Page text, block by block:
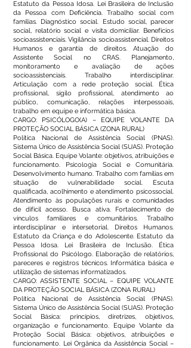
Estatuto da Pessoa Idosa. Lei Brasileira de Inclusão
da Pessoa com Deficiência. Trabalho social com
famílias. Diagnóstico social. Estudo social, parecer
social, relatório social e visita domiciliar. Benefícios
socioassistenciais. Vigilância socioassistencial. Direitos
Humanos e garantia de direitos. Atuação do
Assistente Social no CRAS. Planejamento,
monitoramento e avaliação de ações
socioassistenciais. Trabalho interdisciplinar.
Articulação com a rede proteção social. Ética
profissional, sigilo profissional, atendimento ao
público, comunicação, relações interpessoais,
trabalho em equipe e informática básica.
CARGO: PSICÓLOGO(A) – EQUIPE VOLANTE DA
PROTEÇÃO SOCIAL BÁSICA (ZONA RURAL)
Política Nacional de Assistência Social (PNAS).
Sistema Único de Assistência Social (SUAS). Proteção
Social Básica. Equipe Volante: objetivos, atribuições e
funcionamento. Psicologia Social e Comunitária.
Desenvolvimento humano. Trabalho com famílias em
situação de vulnerabilidade social. Escuta
qualificada, acolhimento e atendimento psicossocial.
Atendimento às populações rurais e comunidades
de difícil acesso. Busca ativa. Fortalecimento de
vínculos familiares e comunitários. Trabalho
interdisciplinar e intersetorial. Direitos Humanos.
Estatuto da Criança e do Adolescente. Estatuto da
Pessoa Idosa. Lei Brasileira de Inclusão. Ética
Profissional do Psicólogo. Elaboração de relatórios,
pareceres e registros técnicos. Informática básica e
utilização de sistemas informatizados.
CARGO: ASSISTENTE SOCIAL – EQUIPE VOLANTE
DA PROTEÇÃO SOCIAL BÁSICA (ZONA RURAL)
Política Nacional de Assistência Social (PNAS).
Sistema Único de Assistência Social (SUAS). Proteção
Social Básica: princípios, diretrizes, objetivos,
organização e funcionamento. Equipe Volante da
Proteção Social Básica: objetivos, atribuições e
funcionamento. Lei Orgânica da Assistência Social –